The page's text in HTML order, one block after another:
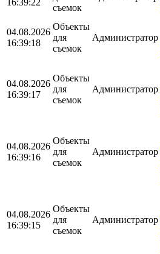
съемок
04.08.2026
16:39:18
Объекты
для
съемок
Администратор
04.08.2026
16:39:17
Объекты
для
съемок
Администратор
04.08.2026
16:39:16
Объекты
для
съемок
Администратор
04.08.2026
16:39:15
Объекты
для
съемок
Администратор